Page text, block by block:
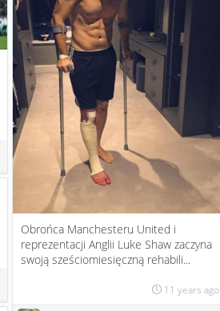
Obrońca Manchesteru United i
reprezentacji Anglii Luke Shaw zaczyna
swoją sześciomiesięczną rehabili...
11 years ago